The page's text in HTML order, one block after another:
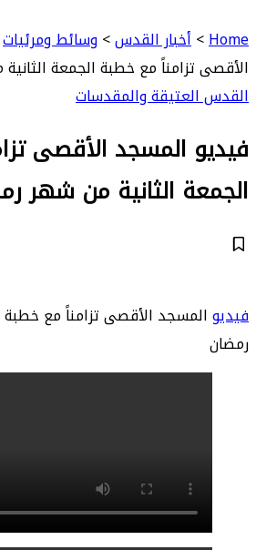
Home
>أخبار القدس>وسائط ومرئيات
الأقصى تزامناً مع خطبة الجمعة
القدس العتيقة والمقدسات
فيديو المسجد الأقصى
الجمعة الثانية من شهر
فيديوالمسجد الأقصى تزامناً مع خطبة
رمضان